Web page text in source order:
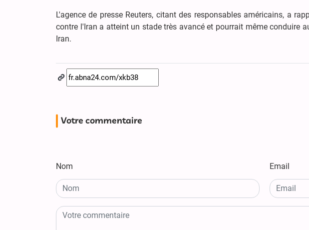
L'agence de presse Reuters, citant des responsables américains, a
contre l'Iran a atteint un stade très avancé et pourrait même conduire
Iran.
Votre commentaire
Nom Email